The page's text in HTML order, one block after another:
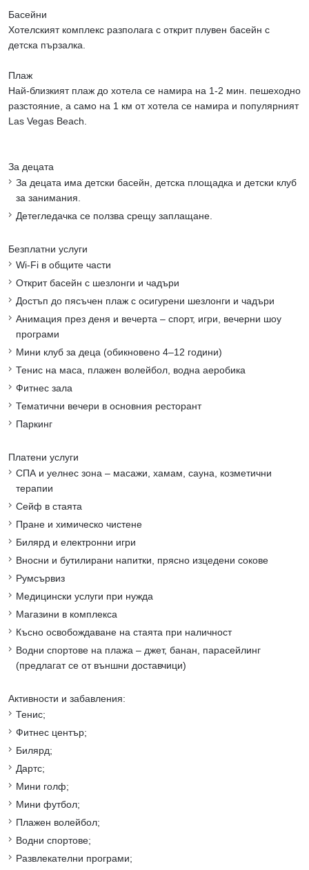
Басейни
Хотелският комплекс разполага с открит плувен басейн с
детска пързалка.
Плаж
Най-близкият плаж до хотела се намира на 1-2 мин. пешеходно
разстояние, а само на 1 км от хотела се намира и популярният
Las Vegas Beach.
За децата
За децата има детски басейн, детска площадка и детски клуб
за занимания.
Детегледачка се ползва срещу заплащане.
Безплатни услуги
Wi-Fi в общите части
Открит басейн с шезлонги и чадъри
Достъп до пясъчен плаж с осигурени шезлонги и чадъри
Анимация през деня и вечерта – спорт, игри, вечерни шоу
програми
Мини клуб за деца (обикновено 4–12 години)
Тенис на маса, плажен волейбол, водна аеробика
Фитнес зала
Тематични вечери в основния ресторант
Паркинг
Платени услуги
СПА и уелнес зона – масажи, хамам, сауна, козметични
терапии
Сейф в стаята
Пране и химическо чистене
Билярд и електронни игри
Вносни и бутилирани напитки, прясно изцедени сокове
Румсървиз
Медицински услуги при нужда
Магазини в комплекса
Късно освобождаване на стаята при наличност
Водни спортове на плажа – джет, банан, парасейлинг
(предлагат се от външни доставчици)
Активности и забавления:
Тенис;
Фитнес център;
Билярд;
Дартс;
Мини голф;
Мини футбол;
Плажен волейбол;
Водни спортове;
Развлекателни програми;